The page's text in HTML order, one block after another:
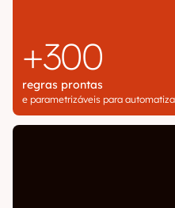
+300
regras prontas
e parametrizáveis para